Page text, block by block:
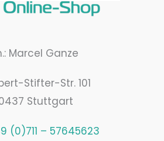
Marcel Ganze
Stifter-Str. 101
Stuttgart
(0)711 – 57645623